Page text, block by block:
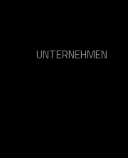
UNTERNEHMEN